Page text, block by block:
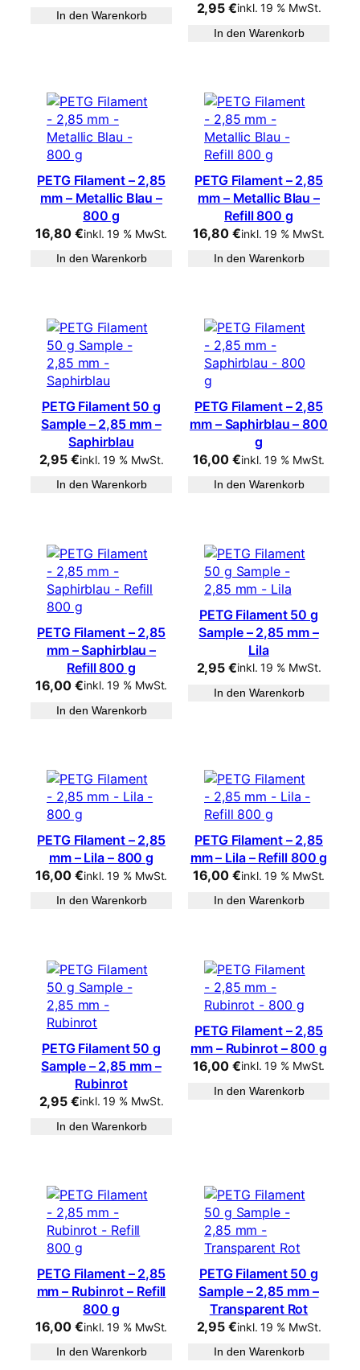
In den Warenkorb 2,95€inkl. 19 % MwSt.
In den Warenkorb
PETG Filament – 2,85
mm – Metallic Blau –
800 g
16,80€inkl. 19 % MwSt.
In den Warenkorb
PETG Filament – 2,85
mm – Metallic Blau –
Refill 800 g
16,80€inkl. 19 % MwSt.
In den Warenkorb
PETG Filament 50 g
Sample – 2,85 mm –
Saphirblau
2,95€inkl. 19 % MwSt.
In den Warenkorb
PETG Filament – 2,85
mm – Saphirblau – 800
g
16,00€inkl. 19 % MwSt.
In den Warenkorb
PETG Filament – 2,85
mm – Saphirblau –
Refill 800 g
16,00€inkl. 19 % MwSt.
In den Warenkorb
PETG Filament 50 g
Sample – 2,85 mm –
Lila
2,95€inkl. 19 % MwSt.
In den Warenkorb
PETG Filament – 2,85
mm – Lila – 800 g
16,00€inkl. 19 % MwSt.
In den Warenkorb
PETG Filament – 2,85
mm – Lila – Refill 800 g
16,00€inkl. 19 % MwSt.
In den Warenkorb
PETG Filament 50 g
Sample – 2,85 mm –
Rubinrot
2,95€inkl. 19 % MwSt.
In den Warenkorb
PETG Filament – 2,85
mm – Rubinrot – 800 g
16,00€inkl. 19 % MwSt.
In den Warenkorb
PETG Filament – 2,85
mm – Rubinrot – Refill
800 g
16,00€inkl. 19 % MwSt.
In den Warenkorb
PETG Filament 50 g
Sample – 2,85 mm –
Transparent Rot
2,95€inkl. 19 % MwSt.
In den Warenkorb